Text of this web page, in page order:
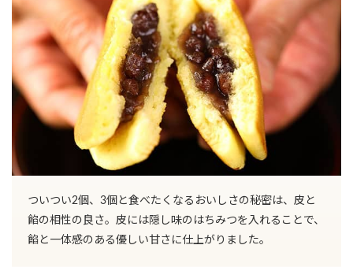
ついつい2個、3個と食べたくなるおいしさの秘密は、皮と
餡の相性の良さ。皮には隠し味のはちみつを入れることで、
餡と一体感のある優しい甘さに仕上がりました。
お買い物を続ける
ご注文手続きに進む